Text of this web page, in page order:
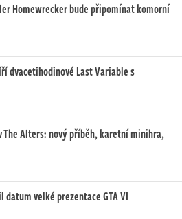
Homewrecker bude připomínat komorní
dvacetihodinové Last Variable s
The Alters: nový příběh, karetní minihra,
datum velké prezentace GTA VI